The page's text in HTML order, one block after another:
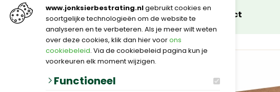
Bekijken Contact
www.jonksierbestrating.nlgebruikt cookies en
soortgelijke technologieën om de website te
analyseren en te verbeteren. Als je meer wilt weten
over deze cookies, klik dan hier voorons
cookiebeleid. Via de cookiebeleid pagina kun je
voorkeuren elk moment wijzigen.
Functioneel